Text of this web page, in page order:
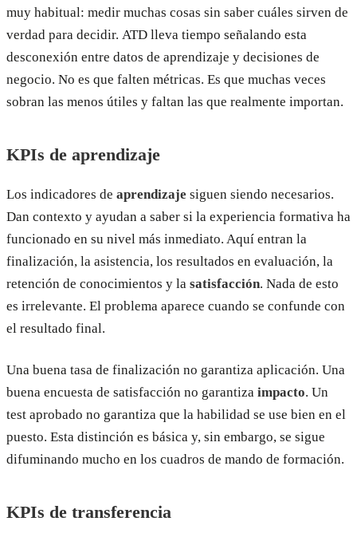
muy habitual: medir muchas cosas sin saber cuáles sirven de
verdad para decidir. ATD lleva tiempo señalando esta
desconexión entre datos de aprendizaje y decisiones de
negocio. No es que falten métricas. Es que muchas veces
sobran las menos útiles y faltan las que realmente importan.
KPIs de aprendizaje
Los indicadores de aprendizaje siguen siendo necesarios.
Dan contexto y ayudan a saber si la experiencia formativa ha
funcionado en su nivel más inmediato. Aquí entran la
finalización, la asistencia, los resultados en evaluación, la
retención de conocimientos y la satisfacción. Nada de esto
es irrelevante. El problema aparece cuando se confunde con
el resultado final.
Una buena tasa de finalización no garantiza aplicación. Una
buena encuesta de satisfacción no garantiza impacto. Un
test aprobado no garantiza que la habilidad se use bien en el
puesto. Esta distinción es básica y, sin embargo, se sigue
difuminando mucho en los cuadros de mando de formación.
KPIs de transferencia